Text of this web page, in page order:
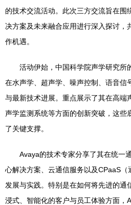
的技术交流活动。此次三方交流旨在围
决方案及未来融合应用进行深入探讨，
作机遇。
活动伊始，中国科学院声学研究所
在水声学、超声学、噪声控制、语音信
与最新技术进展。重点展示了其在高端
声学监测系统等方面的创新突破，这些
了关键支撑。
Avaya的技术专家分享了其在统一
心解决方案、云通信服务以及CPaaS
发展与实践。特别是在如何将先进的通
浸式、智能化的客户与员工体验方面，